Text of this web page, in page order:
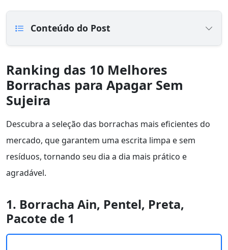
Conteúdo do Post
Ranking das 10 Melhores
Borrachas para Apagar Sem
Sujeira
Descubra a seleção das borrachas mais eficientes do
mercado, que garantem uma escrita limpa e sem
resíduos, tornando seu dia a dia mais prático e
agradável.
1. Borracha Ain, Pentel, Preta,
Pacote de 1